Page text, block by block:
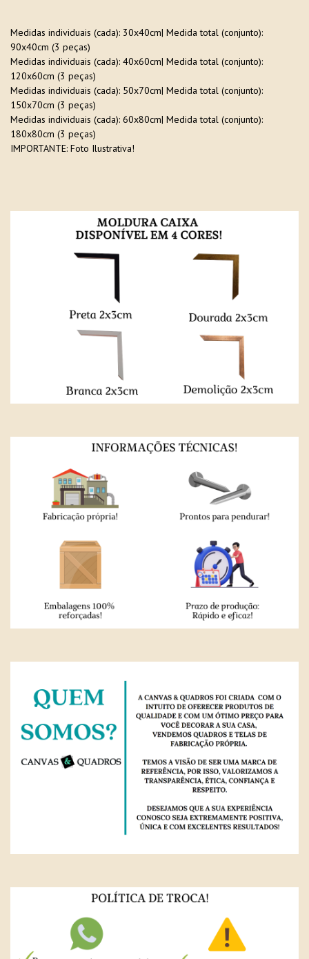
Medidas individuais (cada): 30x40cm| Medida total (conjunto):
90x40cm (3 peças)
Medidas individuais (cada): 40x60cm| Medida total (conjunto):
120x60cm (3 peças)
Medidas individuais (cada): 50x70cm| Medida total (conjunto):
150x70cm (3 peças)
Medidas individuais (cada): 60x80cm| Medida total (conjunto):
180x80cm (3 peças)
IMPORTANTE: Foto Ilustrativa!